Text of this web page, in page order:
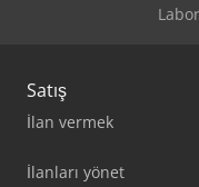
Satış
İlan vermek
İlanları yönet